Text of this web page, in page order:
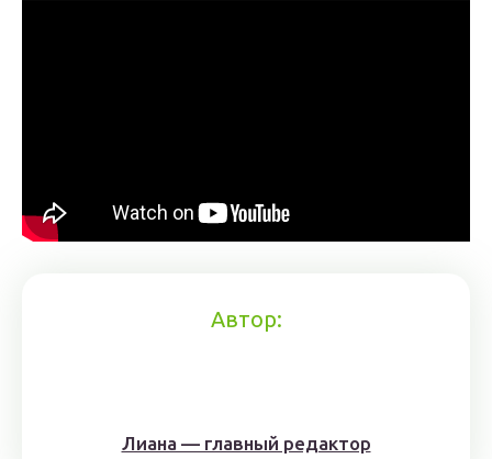
Автор:
Лиана — главный редактор